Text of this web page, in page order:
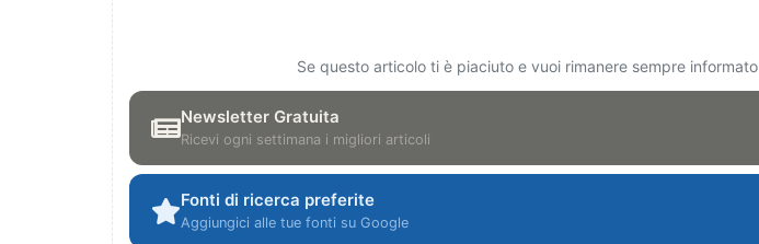
Se questo articolo ti è piaciuto e vuoi rimanere sempre informato
Newsletter Gratuita
Ricevi ogni settimana i migliori articoli
Fonti di ricerca preferite
Aggiungici alle tue fonti su Google